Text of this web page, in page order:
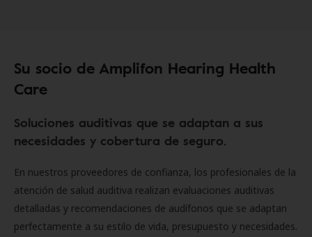
Su socio de Amplifon Hearing Health
Care
Soluciones auditivas que se adaptan a sus
necesidades y cobertura de seguro.
En nuestros proveedores de confianza, los profesionales de la
atención de salud auditiva realizan evaluaciones auditivas
detalladas y recomendaciones de audífonos que se adaptan
perfectamente a su estilo de vida, presupuesto y necesidades.